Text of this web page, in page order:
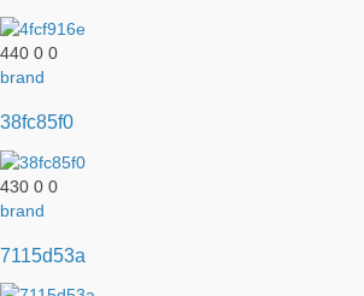
440 0 0
brand
38fc85f0
430 0 0
brand
7115d53a